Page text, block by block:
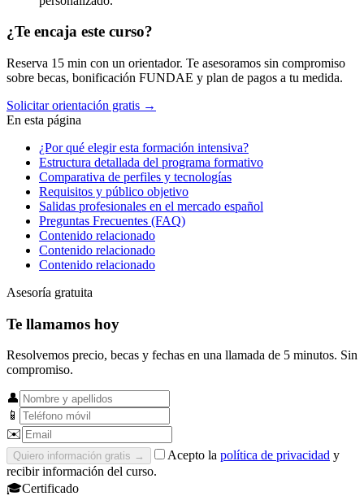
¿Te encaja este curso?
Reserva 15 min con un orientador. Te asesoramos sin compromiso
sobre becas, bonificación FUNDAE y plan de pagos a tu medida.
Solicitar orientación gratis →
En esta página
¿Por qué elegir esta formación intensiva?
Estructura detallada del programa formativo
Comparativa de perfiles y tecnologías
Requisitos y público objetivo
Salidas profesionales en el mercado español
Preguntas Frecuentes (FAQ)
Contenido relacionado
Contenido relacionado
Contenido relacionado
Asesoría gratuita
Te llamamos hoy
Resolvemos precio, becas y fechas en una llamada de 5 minutos. Sin
compromiso.
👤
📱
✉️
Quiero información gratis → Acepto la política de privacidad y
recibir información del curso.
🎓Certificado